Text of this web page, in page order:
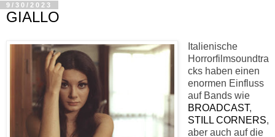
9/30/2023
GIALLO
Italienische
Horrorfilmsoundtra
cks haben einen
enormen Einfluss
auf Bands wie
BROADCAST,
STILL CORNERS,
aber auch auf die